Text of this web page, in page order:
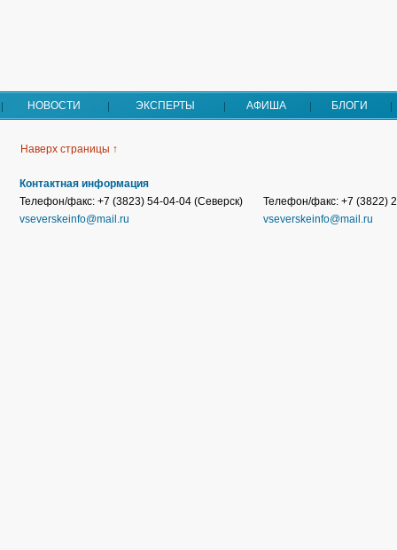
НОВОСТИ ЭКСПЕРТЫ АФИША БЛОГИ
Наверх страницы ↑
Контактная информация
Телефон/факс: +7 (3823) 54-04-04 (Северск)
vseverskeinfo@mail.ru
Телефон/факс: +7 (3822)
vseverskeinfo@mail.ru